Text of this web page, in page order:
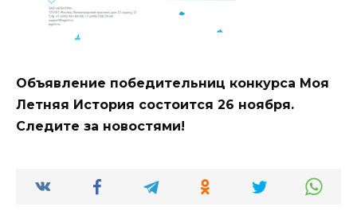
Объявление победительниц конкурса Моя
Летняя История состоится 26 ноября.
Следите за новостями!